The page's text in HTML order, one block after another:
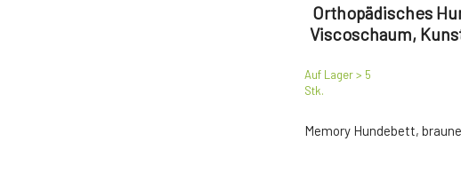
Orthopädisches
Viscoschaum,
Auf Lager > 5
Stk.
Memory Hundebett,